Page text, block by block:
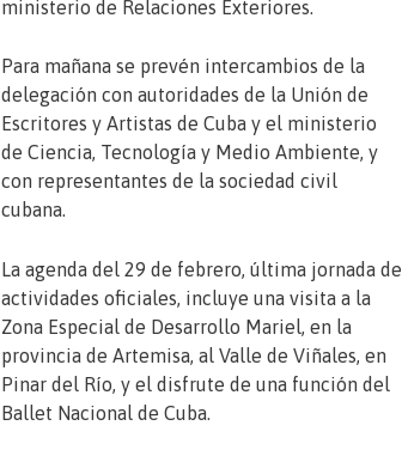
ministerio de Relaciones Exteriores.
Para mañana se prevén intercambios de la
delegación con autoridades de la Unión de
Escritores y Artistas de Cuba y el ministerio
de Ciencia, Tecnología y Medio Ambiente, y
con representantes de la sociedad civil
cubana.
La agenda del 29 de febrero, última jornada de
actividades oficiales, incluye una visita a la
Zona Especial de Desarrollo Mariel, en la
provincia de Artemisa, al Valle de Viñales, en
Pinar del Río, y el disfrute de una función del
Ballet Nacional de Cuba.